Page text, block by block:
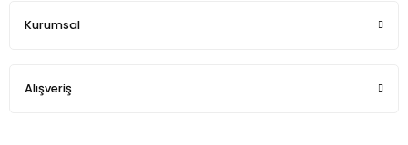
Kurumsal
Alışveriş